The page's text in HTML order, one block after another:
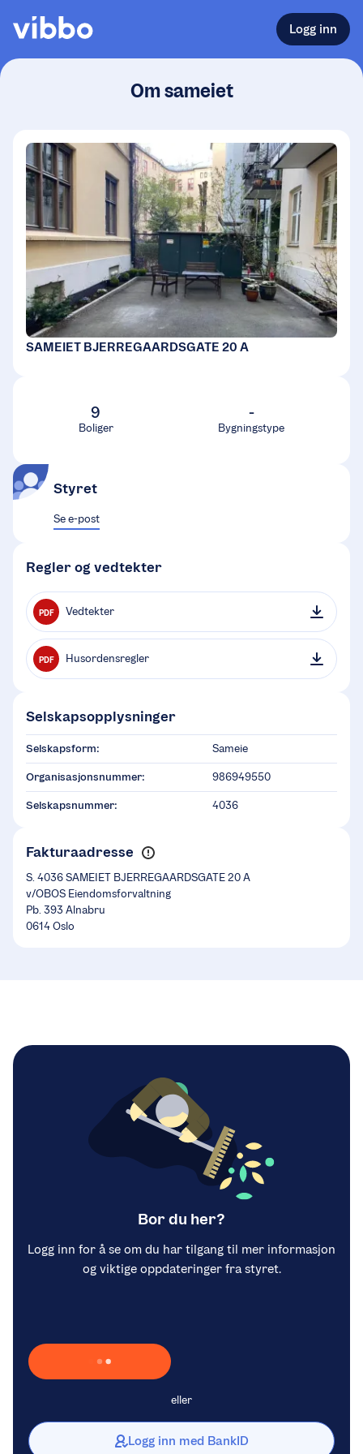
Logg inn
Om sameiet
SAMEIET BJERREGAARDSGATE 20 A
9
Boliger
-
Bygningstype
Styret
Se e-post
Regler og vedtekter
PDF Vedtekter
PDF Husordensregler
Selskapsopplysninger
Selskapsform: Sameie
Organisasjonsnummer: 986949550
Selskapsnummer: 4036
Fakturaadresse
S. 4036 SAMEIET BJERREGAARDSGATE 20 A
v/OBOS Eiendomsforvaltning
Pb. 393 Alnabru
0614 Oslo
Bor du her?
Logg inn for å se om du har tilgang til mer informasjon
og viktige oppdateringer fra styret.
Laster inn Vipps …
eller
Logg inn med BankID